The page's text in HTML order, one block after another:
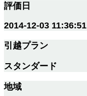
評価日
2014-12-03 11:36:51
引越プラン
スタンダード
地域